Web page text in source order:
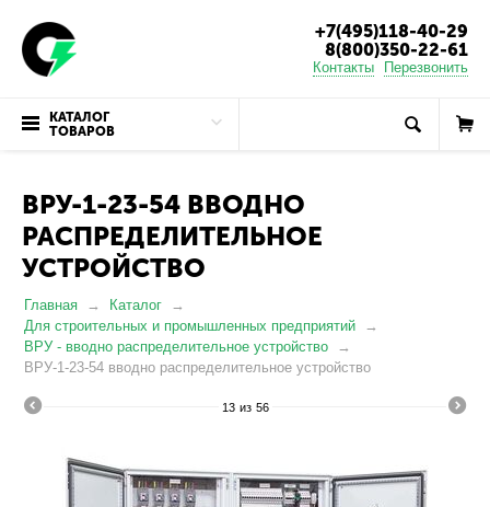
+7(495)118-40-29
8(800)350-22-61
Контакты Перезвонить
КАТАЛОГ
ТОВАРОВ
ВРУ-1-23-54 ВВОДНО
РАСПРЕДЕЛИТЕЛЬНОЕ
УСТРОЙСТВО
Главная
Каталог
Для строительных и промышленных предприятий
ВРУ - вводно распределительное устройство
ВРУ-1-23-54 вводно распределительное устройство
13 из 56